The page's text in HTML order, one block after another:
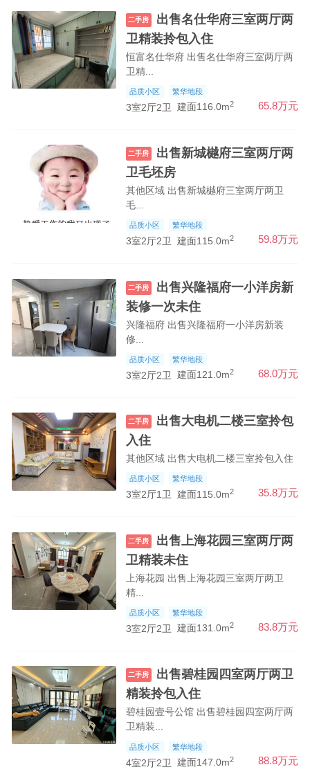
二手房
卫精装拎包入住
恒富名仕华府 出售名仕华府三室两厅两
卫精...
品质小区 繁华地段
3室2厅2卫 建面116.0m2 65.8万元
二手房
卫毛坯房
其他区域 出售新城樾府三室两厅两卫
毛...
品质小区 繁华地段
3室2厅2卫 建面115.0m2 59.8万元
二手房
装修一次未住
兴隆福府 出售兴隆福府一小洋房新装
修...
品质小区 繁华地段
3室2厅2卫 建面121.0m2 68.0万元
二手房
入住
其他区域 出售大电机二楼三室拎包入住
品质小区 繁华地段
3室2厅1卫 建面115.0m2 35.8万元
二手房
卫精装未住
上海花园 出售上海花园三室两厅两卫
精...
品质小区 繁华地段
3室2厅2卫 建面131.0m2 83.8万元
二手房
精装拎包入住
碧桂园壹号公馆 出售碧桂园四室两厅两
卫精装...
品质小区 繁华地段
4室2厅2卫 建面147.0m2 88.8万元